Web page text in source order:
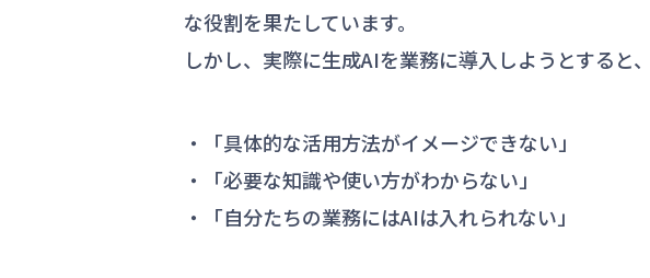
な役割を果たしています。
しかし、実際に生成AIを業務に導入しようとすると、
・「具体的な活用方法がイメージできない」
・「必要な知識や使い方がわからない」
・「自分たちの業務にはAIは入れられない」